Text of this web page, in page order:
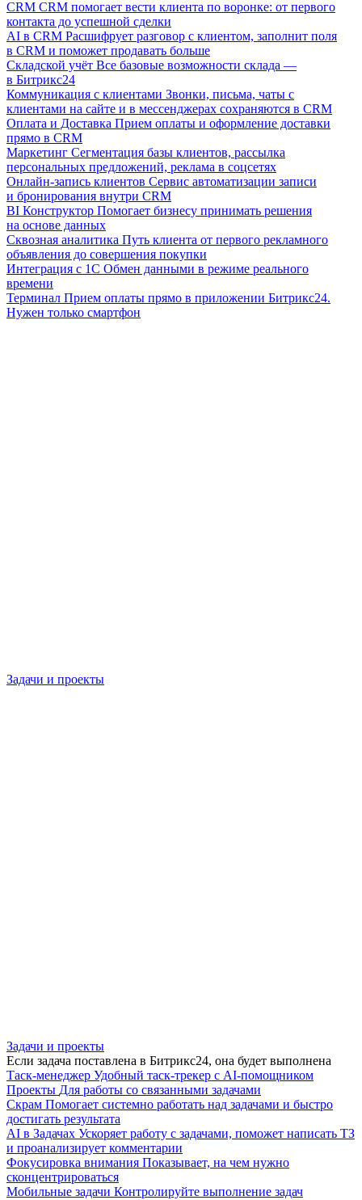
CRM CRM помогает вести клиента по воронке: от первого
контакта до успешной сделки
AI в CRM Расшифрует разговор с клиентом, заполнит поля
в CRM и поможет продавать больше
Складской учёт Все базовые возможности склада —
в Битрикс24
Коммуникация с клиентами Звонки, письма, чаты с
клиентами на сайте и в мессенджерах сохраняются в CRM
Оплата и Доставка Прием оплаты и оформление доставки
прямо в CRM
Маркетинг Сегментация базы клиентов, рассылка
персональных предложений, реклама в соцсетях
Онлайн-запись клиентов Сервис автоматизации записи
и бронирования внутри CRM
BI Конструктор Помогает бизнесу принимать решения
на основе данных
Сквозная аналитика Путь клиента от первого рекламного
объявления до совершения покупки
Интеграция с 1С Обмен данными в режиме реального
времени
Терминал Прием оплаты прямо в приложении Битрикс24.
Нужен только смартфон
Задачи и проекты
Задачи и проекты
Если задача поставлена в Битрикс24, она будет выполнена
Таск-менеджер Удобный таск-трекер с AI-помощником
Проекты Для работы со связанными задачами
Скрам Помогает системно работать над задачами и быстро
достигать результата
AI в Задачах Ускоряет работу с задачами, поможет написать ТЗ
и проанализирует комментарии
Фокусировка внимания Показывает, на чем нужно
сконцентрироваться
Мобильные задачи Контролируйте выполнение задач